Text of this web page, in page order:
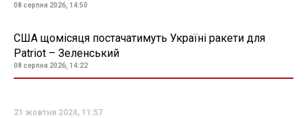
08 серпня 2026, 14:50
США щомісяця постачатимуть Україні ракети для
Patriot – Зеленський
08 серпня 2026, 14:22
21 жовтня 2024, 11:57